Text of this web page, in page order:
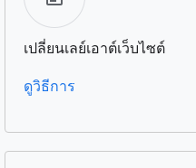
เปลี่ยนเลย์เอาต์เว็บไซต์
ดูวิธีการ